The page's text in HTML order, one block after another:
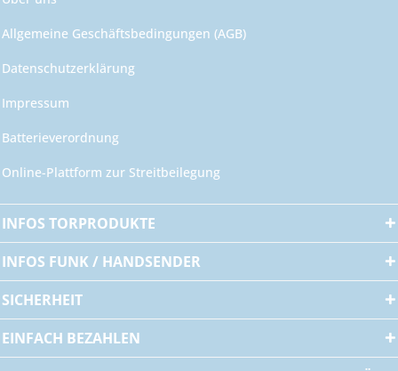
Allgemeine Geschäftsbedingungen (AGB)
Datenschutzerklärung
Impressum
Batterieverordnung
Online-Plattform zur Streitbeilegung
INFOS TORPRODUKTE
INFOS FUNK / HANDSENDER
SICHERHEIT
EINFACH BEZAHLEN